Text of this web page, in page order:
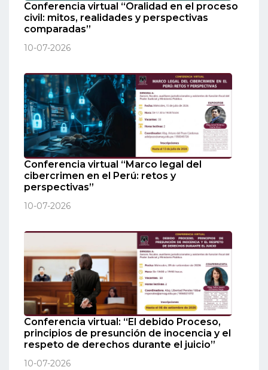
Conferencia virtual “Oralidad en el proceso
civil: mitos, realidades y perspectivas
comparadas”
10-07-2026
Conferencia virtual “Marco legal del
cibercrimen en el Perú: retos y
perspectivas”
10-07-2026
Conferencia virtual: “El debido Proceso,
principios de presunción de inocencia y el
respeto de derechos durante el juicio”
10-07-2026